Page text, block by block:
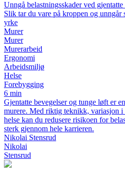
Unngå belastningsskader ved
Slik tar du vare på kroppen og unngår
yrke
Murer
Murer
Murerarbeid
Ergonomi
Arbeidsmiljø
Helse
Forebygging
6 min
Gjentatte bevegelser og tunge løft er
murere. Med riktig teknikk, variasjon i
helse kan du redusere risikoen for
sterk gjennom hele karrieren.
Nikolai Stensrud
Nikolai
Stensrud